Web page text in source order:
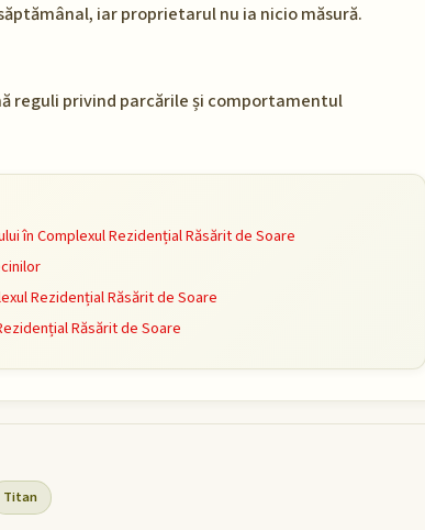
iar proprietarul nu ia nicio măsură.
reguli privind parcările și comportamentul
în Complexul Rezidențial Răsărit de Soare
Rezidențial Răsărit de Soare
Răsărit de Soare
Titan